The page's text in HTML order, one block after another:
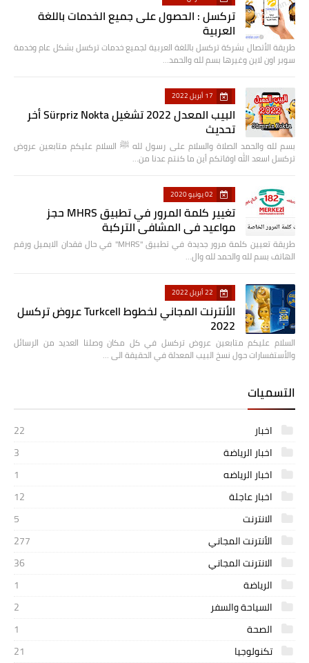
تركسل : الحصول على جميع الخدمات باللغة
العربية
طريقة الأتصال بشركة تركسل باللغة العربية لجميع خدمات تركسل بشكل عام وخدمة
سوبر اون لاين وغيرها بسم لله والحمد…
17 أبريل 2022
البيب المعدل 2022 تشغيل Sürpriz Nokta أخر
تحديث
بسم لله والحمد الصلاة والسلام على رسول لله ﷺ السلام عليكم متابعين عروض
تركسل اسعد الله اوقاتكم أين ما كنتم عدنا من…
02 يونيو 2020
تغيير كلمة المرور في تطبيق MHRS حجز
مواعيد في المشافي التركبة
طريقة تعيين كلمة مرور جديدة في تطبيق "MHRS" في حال فقدان الايميل ورقم
الهاتف بسم لله والحمد لله وال…
22 أبريل 2022
الأنترنت المجاني لخطوط Turkcell عروض تركسل
2022
السلام عليكم متابعين عروض تركسل في كل مكان وصلنا العديد من الرسائل
والأستفسارات حول نسخ البيب المعدلة في الحقيقة الى …
التسميات
اخبار
22
اخبار الرياضة
3
اخبار الرياضه
1
اخبار عاجلة
12
الانترنت
5
الأنترنت المجاني
277
الانترنت المجاني
36
الرياضة
1
السياحة والسفر
2
الصحة
1
تكنولوجيا
21